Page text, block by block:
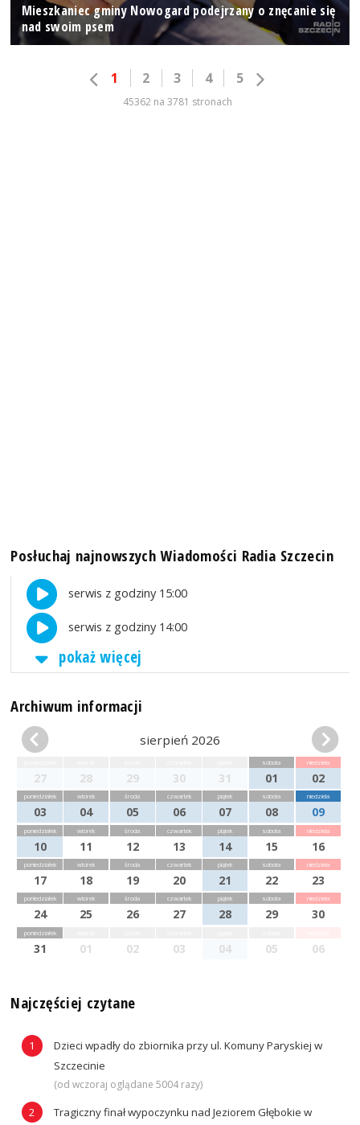
Mieszkaniec gminy Nowogard podejrzany o znęcanie się
nad swoim psem
1 2 3 4 5
45362 na 3781 stronach
Posłuchaj najnowszych Wiadomości Radia Szczecin
serwis z godziny 15:00
serwis z godziny 14:00
pokaż więcej
Archiwum informacji
sierpień 2026
27 28 29 30 31
sobota
01
niedziela
02
poniedziałek
03
wtorek
04
środa
05
czwartek
06
piątek
07
sobota
08
niedziela
09
poniedziałek
10
wtorek
11
środa
12
czwartek
13
piątek
14
sobota
15
niedziela
16
poniedziałek
17
wtorek
18
środa
19
czwartek
20
piątek
21
sobota
22
niedziela
23
poniedziałek
24
wtorek
25
środa
26
czwartek
27
piątek
28
sobota
29
niedziela
30
poniedziałek
31 01 02 03 04 05 06
Najczęściej czytane
Dzieci wpadły do zbiornika przy ul. Komuny Paryskiej w
Szczecinie
(od wczoraj oglądane 5004 razy)
Tragiczny finał wypoczynku nad Jeziorem Głębokie w